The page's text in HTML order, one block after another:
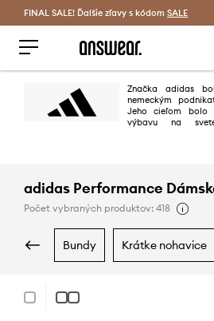
Šetrite s Answear Club
FINAL SALE! Ďalšie zľavy s kódom SALE
Značka adidas
nemeckým
Jeho cieľom bolo
výbavu na
adidas Performance
Počet vybraných produktov: 418
bundy krátke nohavice